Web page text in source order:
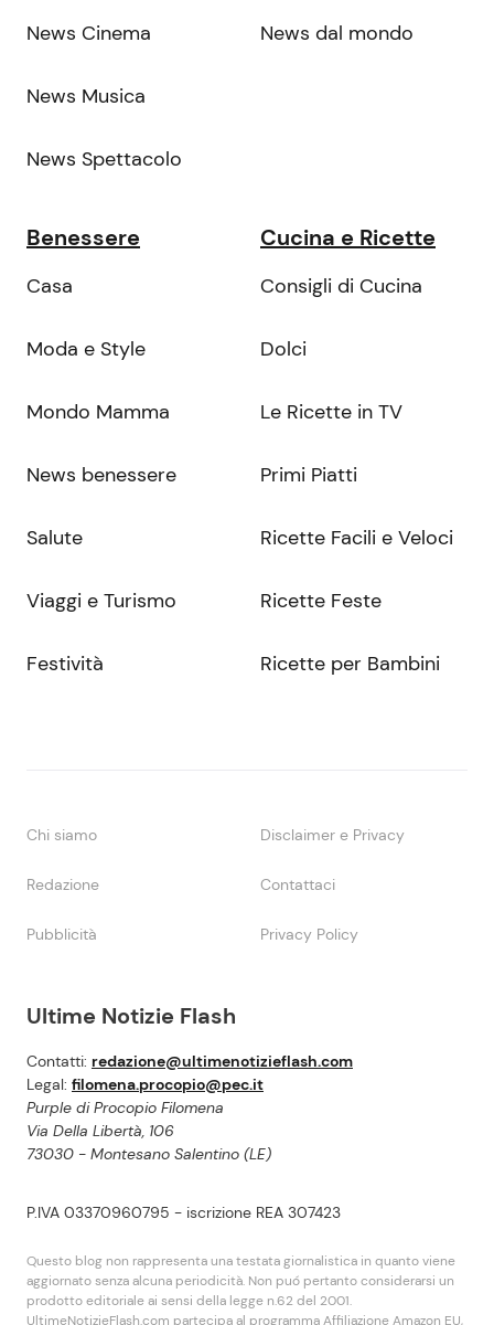
Ultime Notizie Flash
Contatti: redazione@ultimenotizieflash.com
Legal: filomena.procopio@pec.it
Purple di Procopio Filomena
Via Della Libertà, 106
73030 - Montesano Salentino (LE)
P.IVA 03370960795 - iscrizione REA 307423
Questo blog non rappresenta una testata giornalistica in quanto viene
aggiornato senza alcuna periodicità. Non puó pertanto considerarsi un
prodotto editoriale ai sensi della legge n.62 del 2001.
UltimeNotizieFlash.com partecipa al programma Affiliazione Amazon EU,
News Cinema
News Musica
News Spettacolo
News dal mondo
Benessere
Casa
Moda e Style
Mondo Mamma
News benessere
Salute
Viaggi e Turismo
Festività
Cucina e Ricette
Consigli di Cucina
Dolci
Le Ricette in TV
Primi Piatti
Ricette Facili e Veloci
Ricette Feste
Ricette per Bambini
Chi siamo Disclaimer e Privacy
Redazione Contattaci
Pubblicità Privacy Policy